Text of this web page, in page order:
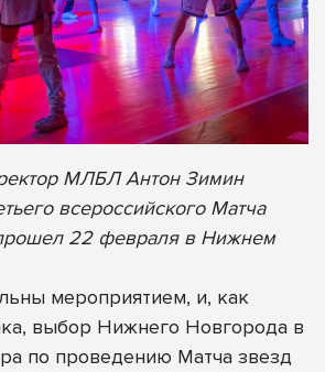
МЛБЛ Антон Зимин
всероссийского Матча
22 февраля в Нижнем
мероприятием, и, как
выбор Нижнего Новгорода в
по проведению Матча звезд